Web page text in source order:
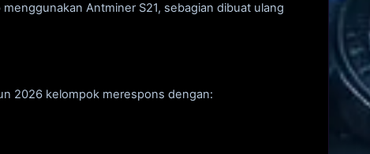
Antminer S21, sebagian dibuat ulang
2026 kelompok merespons dengan: